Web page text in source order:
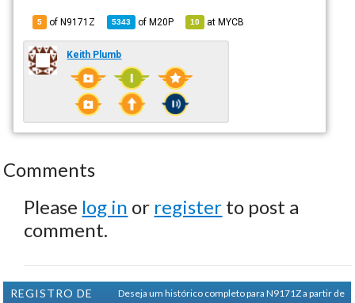
5 of N9171Z 5343 ofM20P 10 atMYCB
Keith Plumb
Comments
Please log in or register to post a
comment.
REGISTRO DE
Deseja um histórico completo para N9171Z a partir de